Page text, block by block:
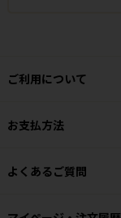
ご利用について
お支払方法
よくあるご質問